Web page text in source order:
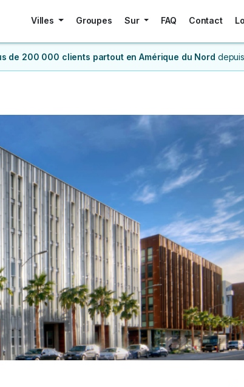
Villes Groupes Sur FAQ Contact
de 200 000 clients partout en Amérique du Nord